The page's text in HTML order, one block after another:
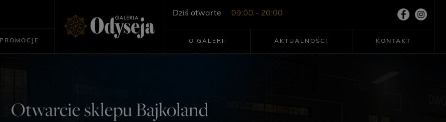
PROMOCJE
Dziś otwarte 09:00 - 20:00
O GALERII AKTUALNOŚCI KONTAKT
Otwarcie sklepu Bajkoland